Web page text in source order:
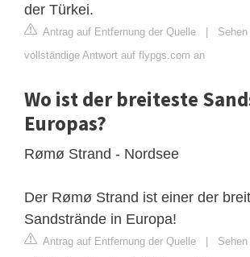
der Türkei.
Antrag auf Entfernung der Quelle |
vollständige Antwort auf flypgs.com an
Wo ist der breiteste
Europas?
Rømø Strand - Nordsee
Der Rømø Strand ist einer der
Sandstrände in Europa!
Antrag auf Entfernung der Quelle |